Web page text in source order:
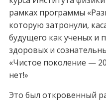
рамках программы
которую затронули,
будущего как ученых и
здоровых и
«Чистое поколение —
нет!»
Это был откровенный